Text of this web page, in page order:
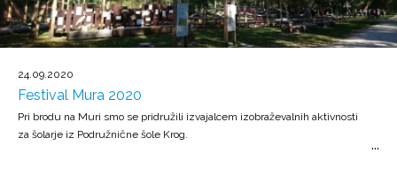
24.09.2020
Festival Mura 2020
Pri brodu na Muri smo se pridružili izvajalcem izobraževalnih aktivnosti
za šolarje iz Podružnične šole Krog.